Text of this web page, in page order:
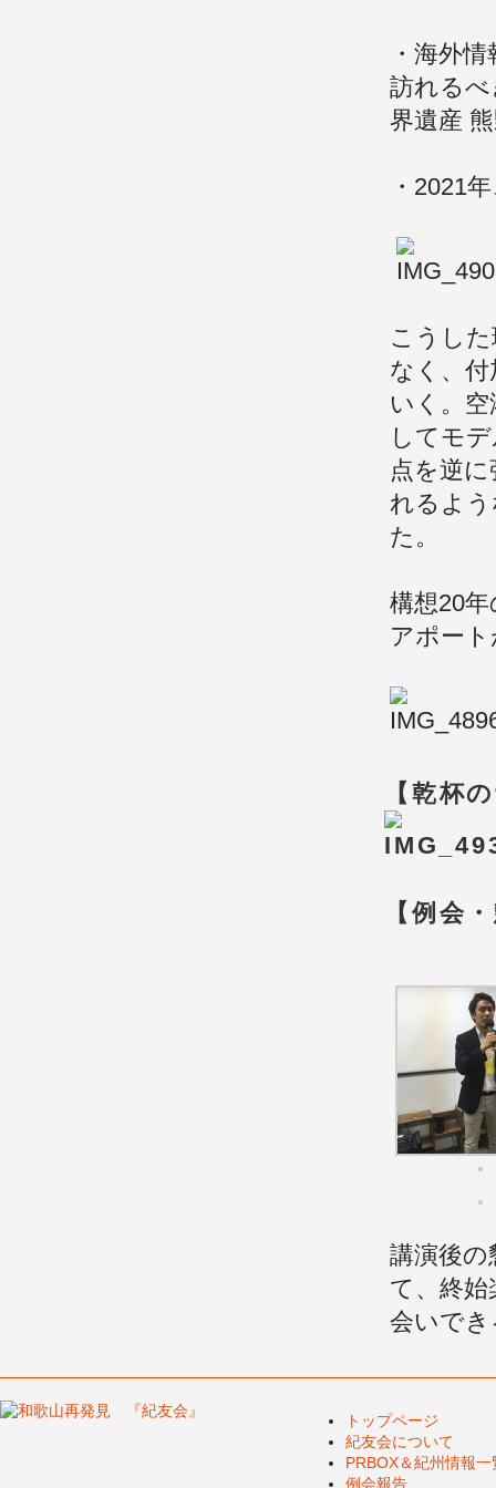
・海外
訪れるべ
界遺産
・2021
こうし
なく、
いく。
してモ
点を逆
れるよ
た。
構想20
アポー
【乾杯
【例会
講演後
て、終
会いで
トップページ
紀友会について
PRBOX＆紀州情報一
例会報告